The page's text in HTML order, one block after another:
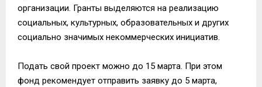
организации. Гранты выделяются на реализацию
социальных, культурных, образовательных и других
социально значимых некоммерческих инициатив.
Подать свой проект можно до 15 марта. При этом
фонд рекомендует отправить заявку до 5 марта,